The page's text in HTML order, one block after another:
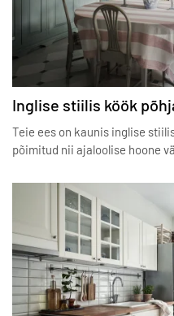
Inglise stiilis köök
Teie ees on kaunis inglise
põimitud nii ajaloolise hoone